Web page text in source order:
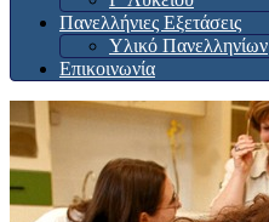
Πανελλήνιες Εξετάσεις
Υλικό Πανελληνίων
Επικοινωνία